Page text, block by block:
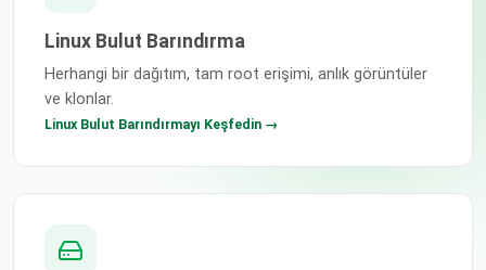
Linux Bulut Barındırma
Herhangi bir dağıtım, tam root erişimi, anlık görüntüler
ve klonlar.
Linux Bulut Barındırmayı Keşfedin →